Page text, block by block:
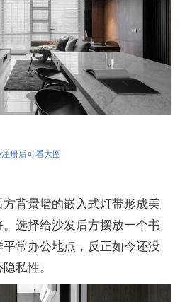
册后可看大图
背景墙的嵌入式灯带形成美
选择给沙发后方摆放一个书
常办公地点，反正如今还没
私性。